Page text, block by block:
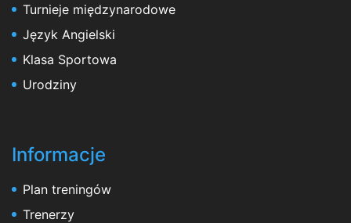
Turnieje międzynarodowe
Język Angielski
Klasa Sportowa
Urodziny
Informacje
Plan treningów
Trenerzy